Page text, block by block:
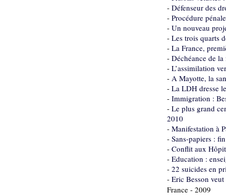
- Défenseur des
- Procédure
- Un nouveau
- Les trois quarts
- La France,
- Déchéance de
- L’assimilation
- A Mayotte, la
- La LDH dresse
- Immigration :
- Le plus grand
2010
- Manifestation à
- Sans-papiers :
- Conflit aux
- Education :
- 22 suicides en
- Eric Besson
France - 2009